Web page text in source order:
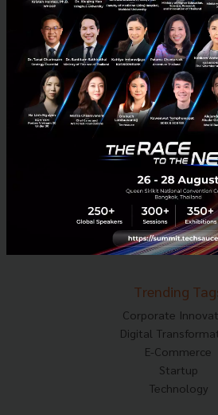
Tel : 02-001-
Mobile : 06-4658-
Techsauce
About
Techsauce
Privacy Policy
ส่งบทความ
Techsauce Global
Visit Website
Trending
Corporate
Digital
E-Commerce
Startup
Technology